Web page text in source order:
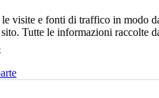
visite e fonti di traffico in modo
Tutte le informazioni raccolte